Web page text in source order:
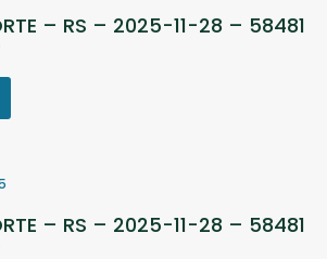
– RS – 2025-11-28 – 58481
– RS – 2025-11-28 – 58481